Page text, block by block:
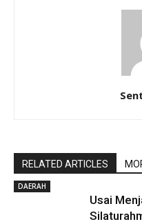
RELATED ARTICLES
DAERAH
Usai